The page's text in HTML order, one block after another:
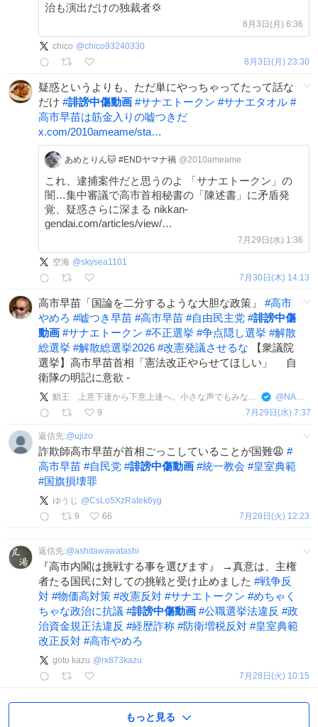
治も演出だけの独裁者💢
8月3日(月) 6:36
chico @chico93240330
8月3日(月) 23:30
疑惑というよりも、ただ単にやっちゃってたって話な
だけ #誹謗中傷動画 #サナエトークン #サナエタオル #
高市早苗は筋金入りの嘘つきだ
x.com/2010ameame/sta…
あめとりん🐱 #ENDヤマナ禍 @2010ameame
これ、逮捕案件だと思うのよ 「サナエトークン」の
闇…集中審議で高市首相秘書の「陳述書」に矛盾発
覚、疑惑さらに深まる nikkan-
gendai.com/articles/view/…
7月29日(水) 1:36
空海 @skysea1101
7月30日(木) 14:13
高市早苗「国論を二分するような大胆な政策」 #高市
やめろ #嘘つき早苗 #高市早苗 #自由民主党 #誹謗中傷
動画 #サナエトークン #不正選挙 #争点隠し選挙 #解散
総選挙 #解散総選挙2026 #改憲発議させるな 【衆議院
選挙】高市早苗首相「憲法改正やらせてほしい」 自
衛隊の明記に意欲 -
鮹王 上意下達から下意上達へ。小さな声でもみなで。同調圧力に屈せずにじぶんの感性を信じて行動しよう。 @ NAMAENAKI
9
7月29日(水) 7:37
返信先:@ujizo
詐欺師高市早苗が首相ごっこしていることが国難😩 #
高市早苗 #自民党 #誹謗中傷動画 #統一教会 #皇室典範
#国旗損壊罪
ゆうじ @CsLo5XzRatek6yg
9
66 7月28日(火) 12:23
返信先:@ashitawawatashi
『高市内閣は挑戦する事を選びます』 →真意は、主権
者たる国民に対しての挑戦と受け止めました #戦争反
対 #物価高対策 #改憲反対 #サナエトークン #めちゃく
ちゃな政治に抗議 #誹謗中傷動画 #公職選挙法違反 #政
治資金規正法違反 #経歴詐称 #防衛増税反対 #皇室典範
改正反対 #高市やめろ
goto kazu @rx873kazu
7月28日(火) 10:15
もっと見る